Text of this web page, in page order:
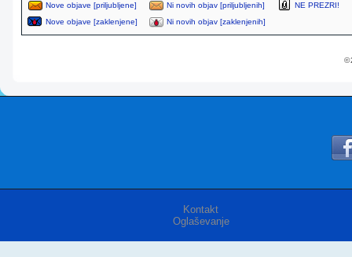
Nove objave [priljubljene]
Ni novih objav [priljubljenih]
NE PREZRI!
Nove objave [zaklenjene]
Ni novih objav [zaklenjenih]
©
Kontakt
Oglaševanje